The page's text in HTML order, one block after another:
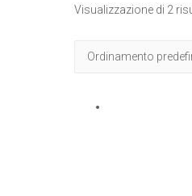
Visualizzazione di 2